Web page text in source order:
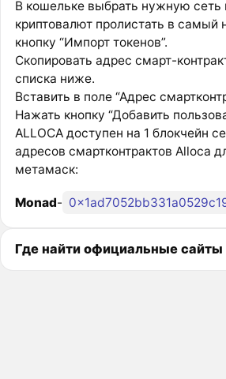
В кошельке выбрать нужную сеть
криптовалют пролистать в самый
кнопку “Импорт токенов”.
Скопировать адрес смарт-
списка ниже.
Вставить в поле “Адрес
Нажать кнопку “Добавить
ALLOCA доступен на 1 блокчейн
адресов смартконтрактов Alloca
метамаск:
Monad-
Где найти официальные